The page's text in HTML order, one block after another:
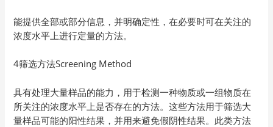
能提供全部或部分信息，并明确定性，在必要时可在关注的
浓度水平上进行定量的方法。
4筛选方法Screening Method
具有处理大量样品的能力，用于检测一种物质或一组物质在
所关注的浓度水平上是否存在的方法。这些方法用于筛选大
量样品可能的阳性结果，并用来避免假阴性结果。此类方法